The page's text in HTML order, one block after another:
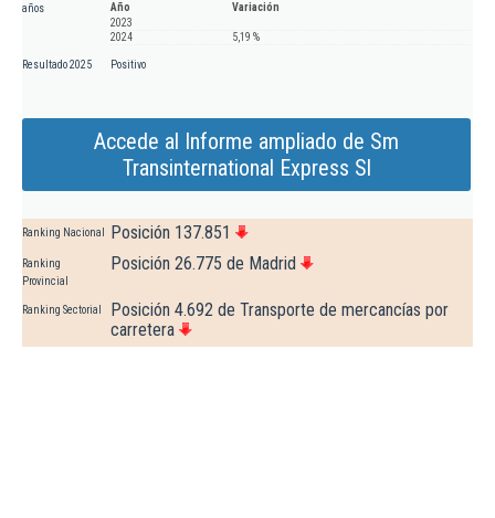
años
Año
Variación
2023
2024
5,19 %
Resultado 2025 Positivo
Accede al Informe ampliado de Sm
Transinternational Express Sl
Ranking Nacional Posición 137.851
Ranking
Provincial
Posición 26.775 de Madrid
Ranking Sectorial
Posición 4.692 de Transporte de mercancías por
carretera